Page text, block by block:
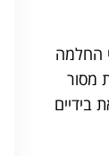
החלמה
מסור
בידיים